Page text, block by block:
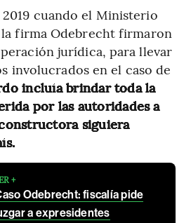
cuando el Ministerio
firma Odebrecht firmaron
jurídica, para llevar
involucrados en el caso de
incluía brindar toda la
por las autoridades a
siguiera
+
Odebrecht: fiscalía pide
a expresidentes